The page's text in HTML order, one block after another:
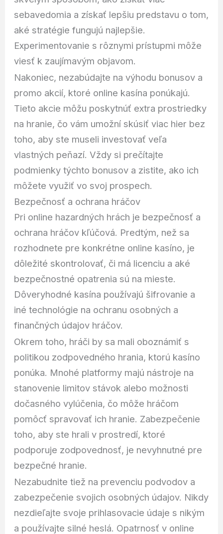
sebavedomia a získať lepšiu predstavu o tom,
aké stratégie fungujú najlepšie.
Experimentovanie s rôznymi prístupmi môže
viesť k zaujímavým objavom.
Nakoniec, nezabúdajte na výhodu bonusov a
promo akcií, ktoré online kasína ponúkajú.
Tieto akcie môžu poskytnúť extra prostriedky
na hranie, čo vám umožní skúsiť viac hier bez
toho, aby ste museli investovať veľa
vlastných peňazí. Vždy si prečítajte
podmienky týchto bonusov a zistite, ako ich
môžete využiť vo svoj prospech.
Bezpečnosť a ochrana hráčov
Pri online hazardných hrách je bezpečnosť a
ochrana hráčov kľúčová. Predtým, než sa
rozhodnete pre konkrétne online kasíno, je
dôležité skontrolovať, či má licenciu a aké
bezpečnostné opatrenia sú na mieste.
Dôveryhodné kasína používajú šifrovanie a
iné technológie na ochranu osobných a
finančných údajov hráčov.
Okrem toho, hráči by sa mali oboznámiť s
politikou zodpovedného hrania, ktorú kasíno
ponúka. Mnohé platformy majú nástroje na
stanovenie limitov stávok alebo možnosti
dočasného vylúčenia, čo môže hráčom
pomôcť spravovať ich hranie. Zabezpečenie
toho, aby ste hrali v prostredí, ktoré
podporuje zodpovednosť, je nevyhnutné pre
bezpečné hranie.
Nezabudnite tiež na prevenciu podvodov a
zabezpečenie svojich osobných údajov. Nikdy
nezdieľajte svoje prihlasovacie údaje s nikým
a používajte silné heslá. Opatrnosť v online